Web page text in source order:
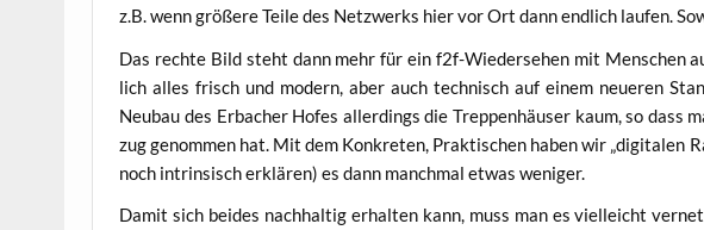
z.B. wenn grö­ße­re Tei­le des Netz­werks hier vor Ort dann end­lich lau­fen.
Das rech­te Bild steht dann mehr für ein f2f-Wie­der­se­hen mit Men­schen
lich alles frisch und modern, aber auch tech­nisch auf einem neue­ren
Neu­bau des Erba­cher Hofes aller­dings die Trep­pen­häu­ser kaum, so dass
zug genom­men hat. Mit dem Kon­kre­ten, Prak­ti­schen haben wir „digi­ta­len
noch intrin­sisch erklä­ren) es dann manch­mal etwas weniger.
Damit sich bei­des nach­hal­tig erhal­ten kann, muss man es viel­leicht